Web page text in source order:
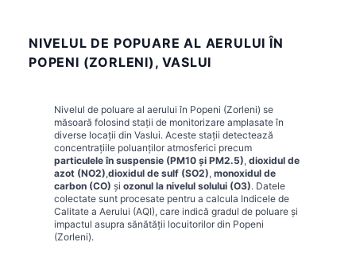
NIVELUL DE POPUARE AL AERULUI ÎN
POPENI (ZORLENI), VASLUI
Nivelul de poluare al aerului în Popeni (Zorleni) se
măsoară folosind stații de monitorizare amplasate în
diverse locații din Vaslui. Aceste stații detectează
concentrațiile poluanților atmosferici precum
particulele în suspensie (PM10 și PM2.5), dioxidul de
azot (NO2),dioxidul de sulf (SO2), monoxidul de
carbon (CO) și ozonul la nivelul solului (O3). Datele
colectate sunt procesate pentru a calcula Indicele de
Calitate a Aerului (AQI), care indică gradul de poluare și
impactul asupra sănătății locuitorilor din Popeni
(Zorleni).